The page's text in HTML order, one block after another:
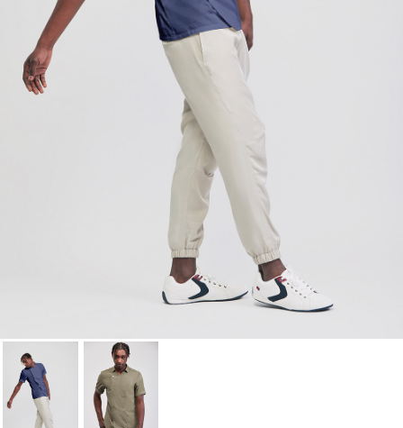
Crear lista de Favoritos
lista de deseos.
Cancelar